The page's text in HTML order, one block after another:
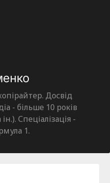
Досвід
- більше 10 років
Спеціалізація -
1.